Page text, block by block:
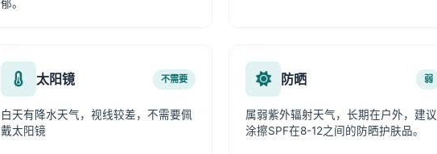
郁。
太阳镜 不需要
白天有降水天气，视线较差，不需要佩
戴太阳镜
防晒 弱
属弱紫外辐射天气，长期在户外，建议
涂擦SPF在8-12之间的防晒护肤品。